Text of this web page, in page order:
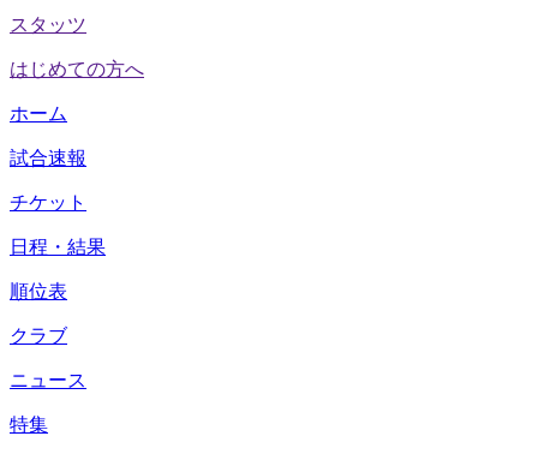
スタッツ
はじめての方へ
ホーム
試合速報
チケット
日程・結果
順位表
クラブ
ニュース
特集